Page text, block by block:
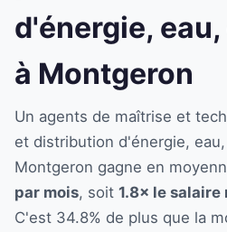
d'énergie,
à Montgeron
Un agents de maîtrise et
et distribution d'énergie,
Montgeron gagne en
par mois, soit 1.8× le salaire
C'est 34.8% de plus que la